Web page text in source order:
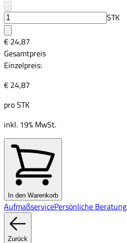
STK
€ 24,87
Gesamtpreis
Einzelpreis:
€ 24,87
proSTK
inkl. 19% MwSt.
In den Warenkorb
AufmaßservicePersönliche Beratung
Zurück